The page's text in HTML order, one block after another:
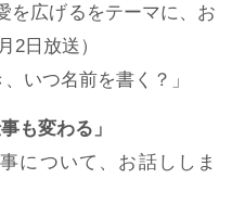
を広げるをテーマに、お
2日放送）
いつ名前を書く？」
も変わる」
について、お話ししま